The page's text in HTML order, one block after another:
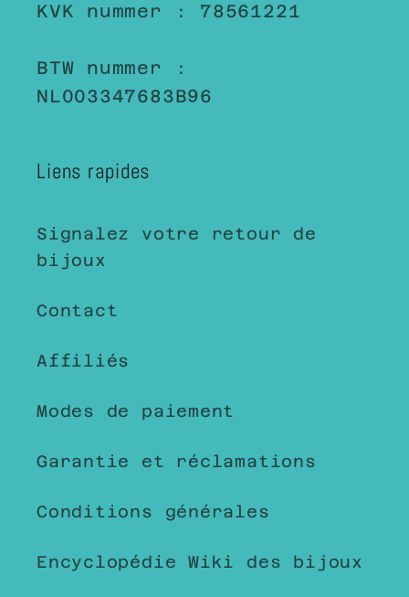
KVK nummer : 78561221
BTW nummer :
NL003347683B96
Liens rapides
Signalez votre retour de
bijoux
Contact
Affiliés
Modes de paiement
Garantie et réclamations
Conditions générales
Encyclopédie Wiki des bijoux